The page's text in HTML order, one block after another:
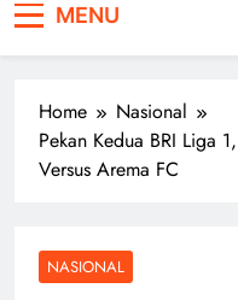
MENU
Home
Nasional
Pekan Kedua BRI Liga
Versus Arema FC
NASIONAL